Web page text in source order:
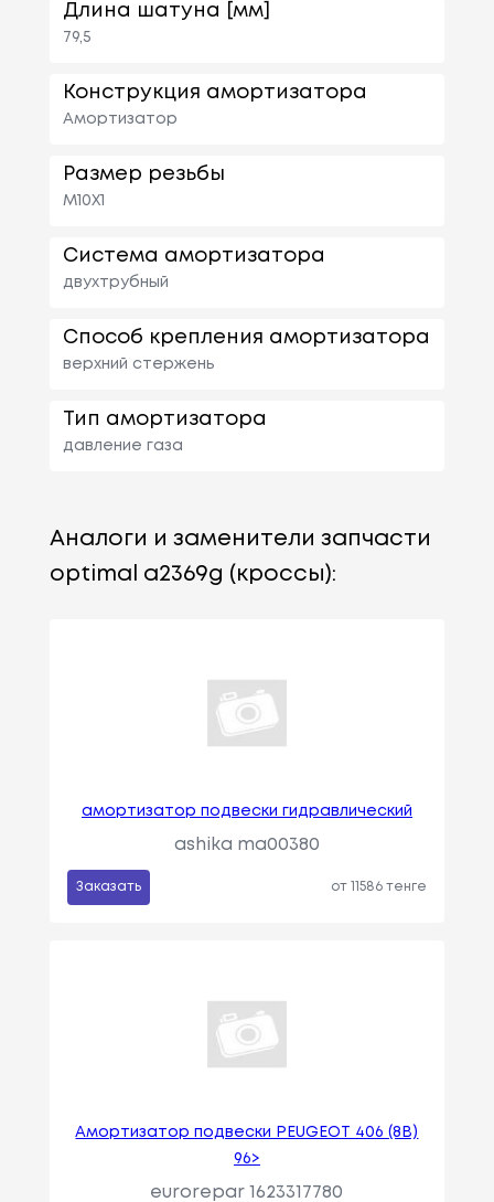
Длина шатуна [мм]
79,5
Конструкция амортизатора
Амортизатор
Размер резьбы
M10X1
Система амортизатора
двухтрубный
Способ крепления амортизатора
верхний стержень
Тип амортизатора
давление газа
Аналоги и заменители запчасти
optimal a2369g (кроссы):
амортизатор подвески гидравлический
ashika ma00380
Заказать от 11586 тенге
Амортизатор подвески PEUGEOT 406 (8B)
96>
eurorepar 1623317780